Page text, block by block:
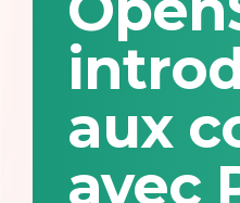
Infrastructure
Intelligence
Langages
Numérique
aux
avec